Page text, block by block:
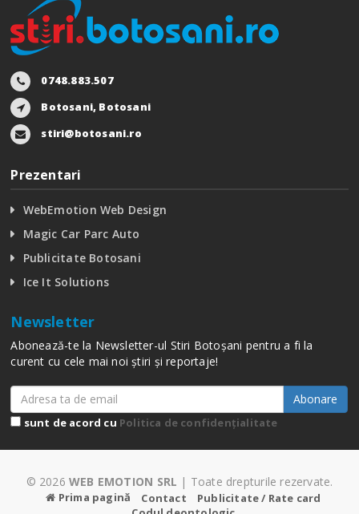
0748.883.507
Botosani, Botosani
stiri@botosani.ro
Prezentari
WebEmotion Web Design
Magic Car Parc Auto
Publicitate Botosani
Ice It Solutions
Newsletter
Abonează-te la Newsletter-ul Stiri Botoșani pentru a fi la
curent cu cele mai noi știri și reportaje!
Abonare
sunt de acord cu Politica de confidențialitate
© 2026 WEB EMOTION SRL | Toate drepturile rezervate.
Prima pagină Contact
Publicitate / Rate card